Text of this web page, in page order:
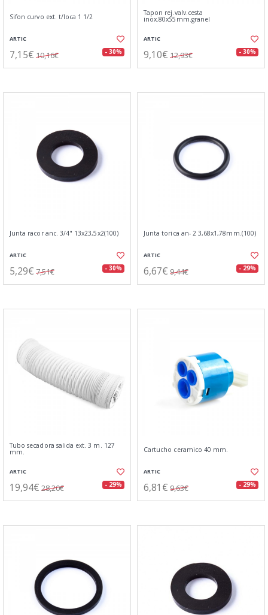
Sifon curvo ext. t/loca 1 1/2
ARTIC
7,15€ 10,16€ - 30%
Tapon rej.valv.cesta
inox.80x55mm.granel
ARTIC
9,10€ 12,93€ - 30%
Junta racor anc. 3/4" 13x23,5x2(100)
ARTIC
5,29€ 7,51€ - 30%
Junta torica an- 2 3,68x1,78mm.(100)
ARTIC
6,67€ 9,44€ - 29%
Tubo secadora salida ext. 3 m. 127
mm.
ARTIC
19,94€ 28,20€ - 29%
Cartucho ceramico 40 mm.
ARTIC
6,81€ 9,63€ - 29%